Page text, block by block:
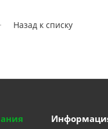
Назад к списку